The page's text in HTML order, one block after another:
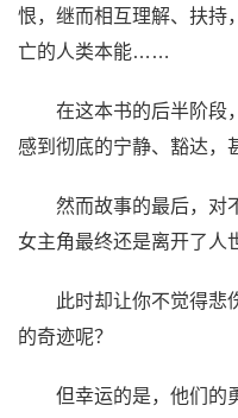
恨，继而相互理解、扶持
亡的人类本能……
在这本书的后半阶段
感到彻底的宁静、豁达，
然而故事的最后，对
女主角最终还是离开了人
此时却让你不觉得悲
的奇迹呢？
但幸运的是，他们的